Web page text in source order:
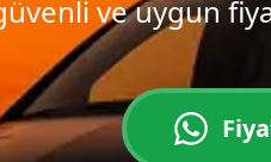
ve uygun